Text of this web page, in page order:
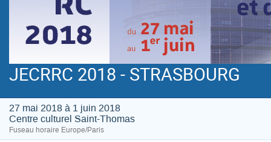
JECRRC 2018 - STRASBOURG
27 mai 2018 à 1 juin 2018
Centre culturel Saint-Thomas
Fuseau horaire Europe/Paris